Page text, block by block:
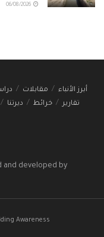
أبرز الأنباء مقابلات
تقارير
خرائط ديرتنا
and developed by
Awareness